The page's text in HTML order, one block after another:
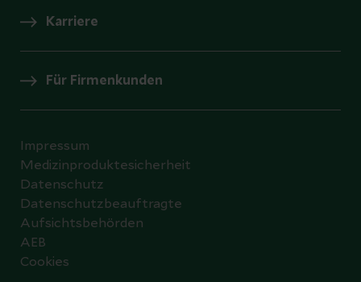
Karriere
Für Firmenkunden
Impressum
Medizinproduktesicherheit
Datenschutz
Datenschutzbeauftragte
Aufsichtsbehörden
AEB
Cookies